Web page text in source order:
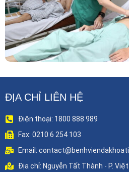
ĐỊA CHỈ LIÊN HỆ
Điện thoại: 1800 888 989
Fax: 0210 6 254 103
Email:
Địa chỉ: Nguyễn Tất Thành - P.